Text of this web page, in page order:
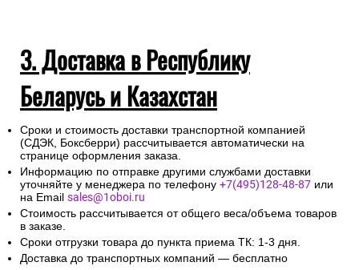
3. Доставка в Республику
Беларусь и Казахстан
Сроки и стоимость доставки транспортной компанией
(СДЭК, Боксберри) рассчитывается автоматически на
странице оформления заказа.
Информацию по отправке другими службами доставки
уточняйте у менеджера по телефону +7(495)128-48-87 или
на Email sales@1oboi.ru
Стоимость рассчитывается от общего веса/объема товаров
в заказе.
Сроки отгрузки товара до пункта приема ТК: 1-3 дня.
Доставка до транспортных компаний — бесплатно